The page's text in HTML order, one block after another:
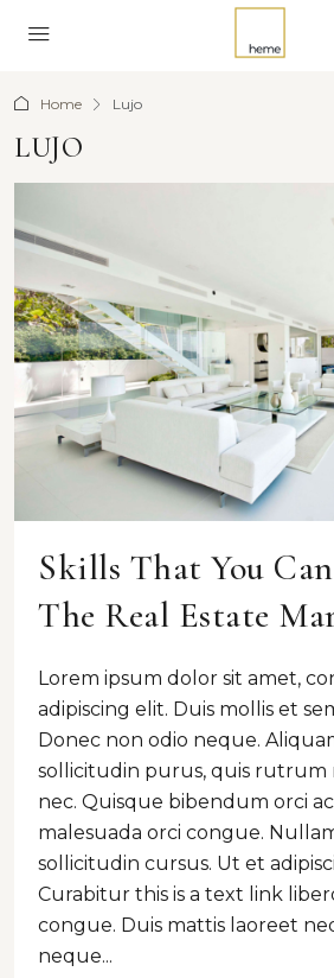
Home Lujo
LUJO
Skills That You
The Real Estate
Lorem ipsum dolor sit amet,
adipiscing elit. Duis mollis et
Donec non odio neque.
sollicitudin purus, quis rutrum
nec. Quisque bibendum orci ac
malesuada orci congue.
sollicitudin cursus. Ut et
Curabitur this is a text link
congue. Duis mattis laoreet
neque...